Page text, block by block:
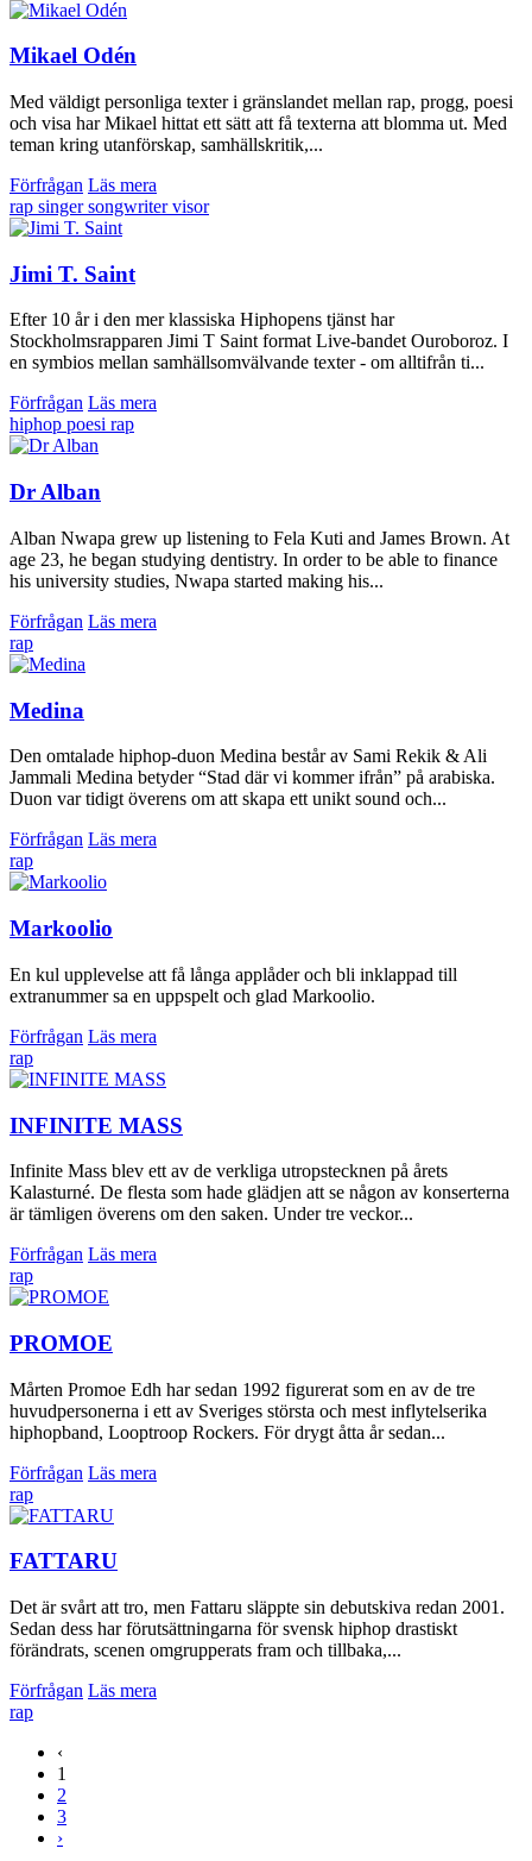
Mikael Odén
Med väldigt personliga texter i gränslandet mellan rap, progg, poesi
och visa har Mikael hittat ett sätt att få texterna att blomma ut. Med
teman kring utanförskap, samhällskritik,...
Förfrågan Läs mera
rap singer songwritervisor
Jimi T. Saint
Efter 10 år i den mer klassiska Hiphopens tjänst har
Stockholmsrapparen Jimi T Saint format Live-bandet Ouroboroz. I
en symbios mellan samhällsomvälvande texter - om alltifrån ti...
Förfrågan Läs mera
hiphop poesi rap
Dr Alban
Alban Nwapa grew up listening to Fela Kuti and James Brown. At
age 23, he began studying dentistry. In order to be able to finance
his university studies, Nwapa started making his...
Förfrågan Läs mera
rap
Medina
Den omtalade hiphop-duon Medina består av Sami Rekik & Ali
Jammali Medina betyder “Stad där vi kommer ifrån” på arabiska.
Duon var tidigt överens om att skapa ett unikt sound och...
Förfrågan Läs mera
rap
Markoolio
En kul upplevelse att få långa applåder och bli inklappad till
extranummer sa en uppspelt och glad Markoolio.
Förfrågan Läs mera
rap
INFINITE MASS
Infinite Mass blev ett av de verkliga utropstecknen på årets
Kalasturné. De flesta som hade glädjen att se någon av konserterna
är tämligen överens om den saken. Under tre veckor...
Förfrågan Läs mera
rap
PROMOE
Mårten Promoe Edh har sedan 1992 figurerat som en av de tre
huvudpersonerna i ett av Sveriges största och mest inflytelserika
hiphopband, Looptroop Rockers. För drygt åtta år sedan...
Förfrågan Läs mera
rap
FATTARU
Det är svårt att tro, men Fattaru släppte sin debutskiva redan 2001.
Sedan dess har förutsättningarna för svensk hiphop drastiskt
förändrats, scenen omgrupperats fram och tillbaka,...
Förfrågan Läs mera
rap
‹
1
2
3
›